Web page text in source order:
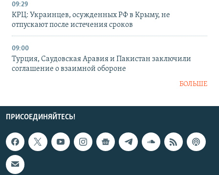
09:29
КРЦ: Украинцев, осужденных РФ в Крыму, не
отпускают после истечения сроков
09:00
Турция, Саудовская Аравия и Пакистан заключили
соглашение о взаимной обороне
БОЛЬШЕ
ПРИСОЕДИНЯЙТЕСЬ!